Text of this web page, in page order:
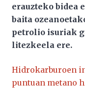
erauzteko bidea
baita
petrolio isuriak
litezkeela ere.
Hidrokarburoen
puntuan metano